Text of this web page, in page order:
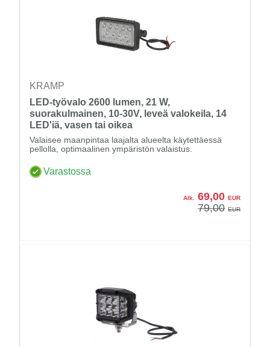
KRAMP
LED-työvalo 2600 lumen, 21 W,
suorakulmainen, 10-30V, leveä valokeila, 14
LED'iä, vasen tai oikea
Valaisee maanpintaa laajalta alueelta käytettäessä
pellolla, optimaalinen ympäristön valaistus.
Varastossa
Alk. 69,00 EUR
79,00 EUR